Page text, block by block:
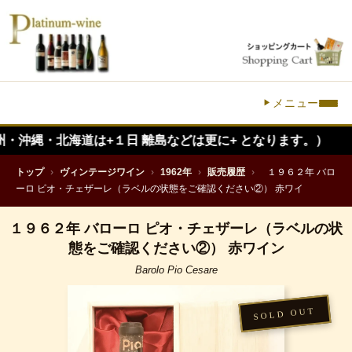
メニュー
は+１日 離島などは更に+ となります。）
トップ › ヴィンテージワイン › 1962年 › 販売履歴 ›
１９６２年 バロ
ーロ ピオ・チェザーレ（ラベルの状態をご確認ください②） 赤ワイ
１９６２年 バローロ ピオ・チェザーレ（ラベルの状
態をご確認ください②） 赤ワイン
Barolo Pio Cesare